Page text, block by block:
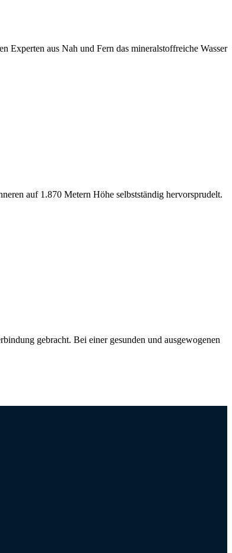
Experten aus Nah und Fern das mineralstoffreiche Wasser
auf 1.870 Metern Höhe selbstständig hervorsprudelt.
gebracht. Bei einer gesunden und ausgewogenen